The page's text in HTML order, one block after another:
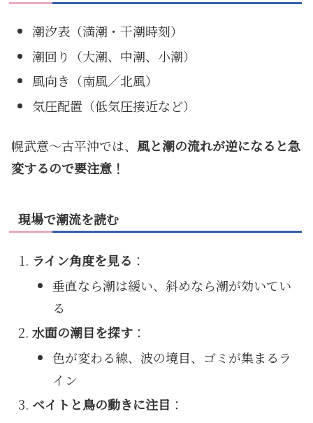
潮汐表（満潮・干潮時刻）
潮回り（大潮、中潮、小潮）
風向き（南風／北風）
気圧配置（低気圧接近など）
幌武意〜古平沖では、 風と潮の流れが逆になると急
変するので要注意！
現場で潮流を読む
ライン角度を見る ：
垂直なら潮は緩い、斜めなら潮が効いてい
る
水面の潮目を探す：
色が変わる線、波の境目、ゴミが集まるラ
イン
ベイトと鳥の動きに注目 ：